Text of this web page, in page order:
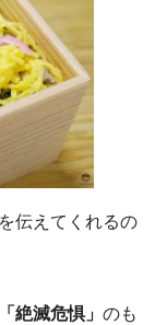
伝えてくれるの
「絶滅危惧」 のも